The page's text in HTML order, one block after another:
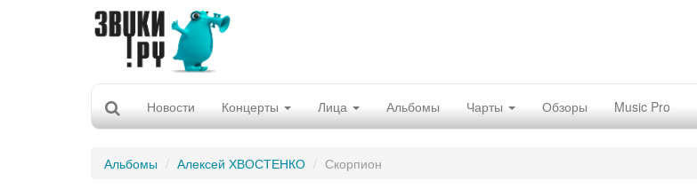
Новости Концерты Лица Альбомы Чарты Обзоры Music Pro
Альбомы Алексей ХВОСТЕНКО Скорпион